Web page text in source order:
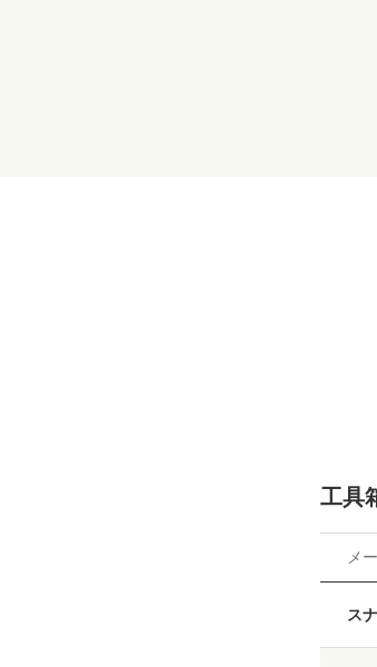
工具
メ
ス